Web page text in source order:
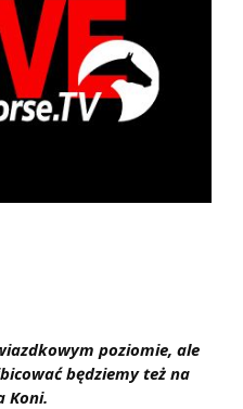
poziomie, ale
będziemy też na
Koni.